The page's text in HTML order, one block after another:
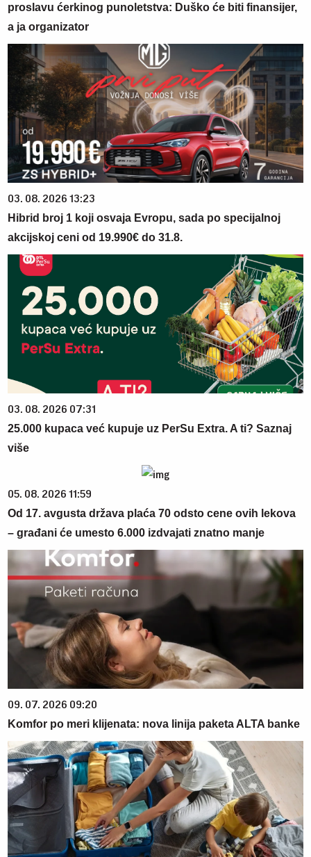
proslavu ćerkinog punoletstva: Duško će biti finansijer,
a ja organizator
03. 08. 2026 13:23
Hibrid broj 1 koji osvaja Evropu, sada po specijalnoj
akcijskoj ceni od 19.990€ do 31.8.
03. 08. 2026 07:31
25.000 kupaca već kupuje uz PerSu Extra. A ti? Saznaj
više
05. 08. 2026 11:59
Od 17. avgusta država plaća 70 odsto cene ovih lekova
– građani će umesto 6.000 izdvajati znatno manje
09. 07. 2026 09:20
Komfor po meri klijenata: nova linija paketa ALTA banke